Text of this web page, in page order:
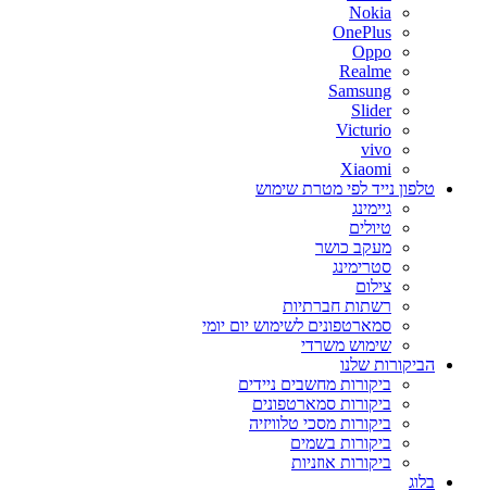
Nokia
OnePlus
Oppo
Realme
Samsung
Slider
Victurio
vivo
Xiaomi
טלפון נייד לפי מטרת שימוש
גיימינג
טיולים
מעקב כושר
סטרימינג
צילום
רשתות חברתיות
סמארטפונים לשימוש יום יומי
שימוש משרדי
הביקורות שלנו
ביקורות מחשבים ניידים
ביקורות סמארטפונים
ביקורות מסכי טלוויזיה
ביקורות בשמים
ביקורות אוזניות
בלוג